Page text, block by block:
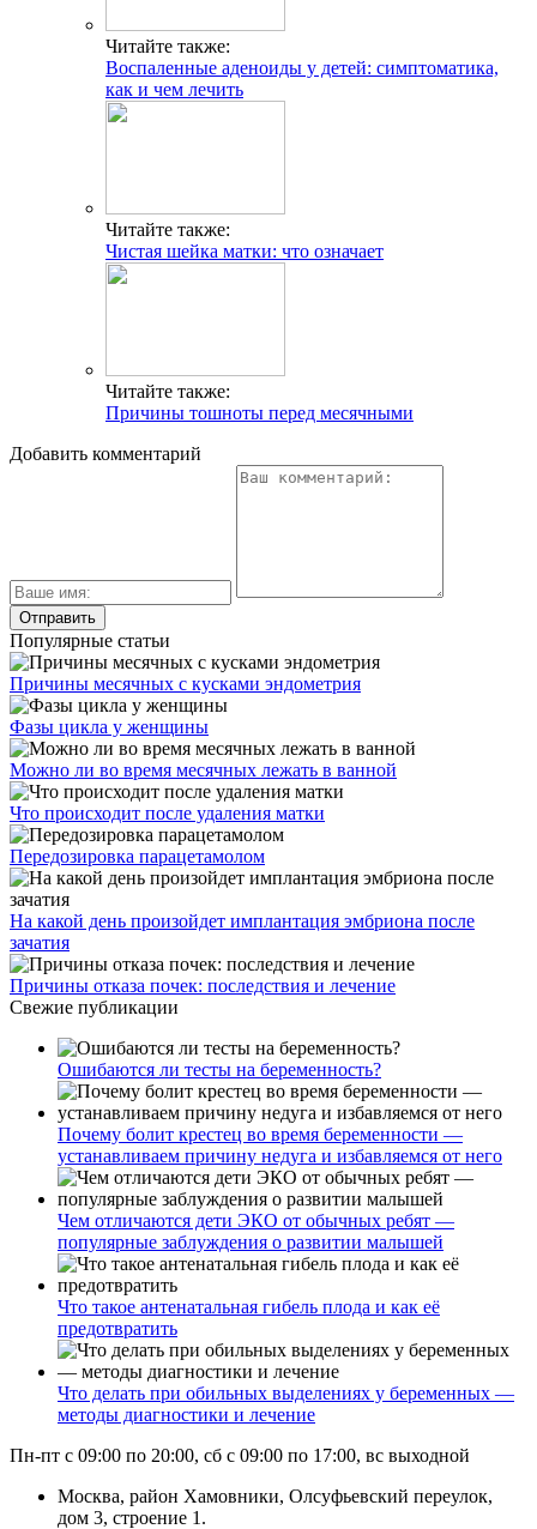
Читайте также:
Воспаленные аденоиды у детей: симптоматика,
как и чем лечить
Читайте также:
Чистая шейка матки: что означает
Читайте также:
Причины тошноты перед месячными
Добавить комментарий
Популярные статьи
Причины месячных с кусками эндометрия
Фазы цикла у женщины
Можно ли во время месячных лежать в ванной
Что происходит после удаления матки
Передозировка парацетамолом
На какой день произойдет имплантация эмбриона после
зачатия
Причины отказа почек: последствия и лечение
Свежие публикации
Ошибаются ли тесты на беременность?
Почему болит крестец во время беременности —
устанавливаем причину недуга и избавляемся от него
Чем отличаются дети ЭКО от обычных ребят —
популярные заблуждения о развитии малышей
Что такое антенатальная гибель плода и как её
предотвратить
Что делать при обильных выделениях у беременных —
методы диагностики и лечение
Пн-пт с 09:00 по 20:00, сб с 09:00 по 17:00, вс выходной
Москва, район Хамовники, Олсуфьевский переулок,
дом 3, строение 1.